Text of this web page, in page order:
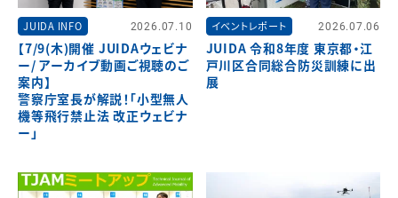
JUIDA INFO 2026.07.10
【7/9(木)開催 JUIDAウェビナ
ー/ アーカイブ動画ご視聴のご
案内】
警察庁室長が解説！「小型無人
機等飛行禁止法 改正ウェビナ
ー」
イベントレポート 2026.07.06
JUIDA 令和8年度 東京都・江
戸川区合同総合防災訓練に出
展